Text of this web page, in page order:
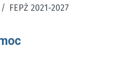
FEPŻ 2021-2027